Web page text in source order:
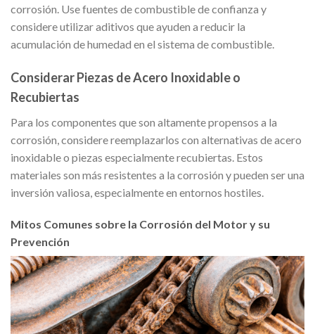
corrosión. Use fuentes de combustible de confianza y
considere utilizar aditivos que ayuden a reducir la
acumulación de humedad en el sistema de combustible.
Considerar Piezas de Acero Inoxidable o
Recubiertas
Para los componentes que son altamente propensos a la
corrosión, considere reemplazarlos con alternativas de acero
inoxidable o piezas especialmente recubiertas. Estos
materiales son más resistentes a la corrosión y pueden ser una
inversión valiosa, especialmente en entornos hostiles.
Mitos Comunes sobre la Corrosión del Motor y su
Prevención